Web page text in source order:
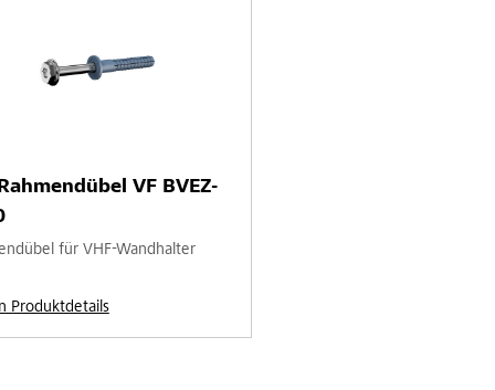
VF BVEZ-
für VHF-Wandhalter
Produktdetails